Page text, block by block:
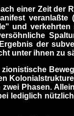
einer Zeit der
und
der
unter ihnen zu
Phasen.
lediglich